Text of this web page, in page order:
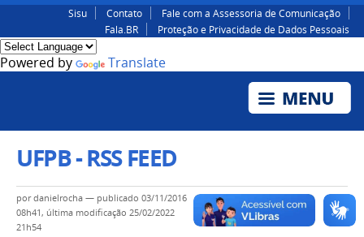
Sisu Contato
Fale com a Assessoria de Comunicação
Fala.BR
Proteção e Privacidade de Dados Pessoais
Powered by Translate
UFPB - RSS FEED
pordanielrocha — publicado 03/11/2016
08h41, última modificação 25/02/2022
21h54